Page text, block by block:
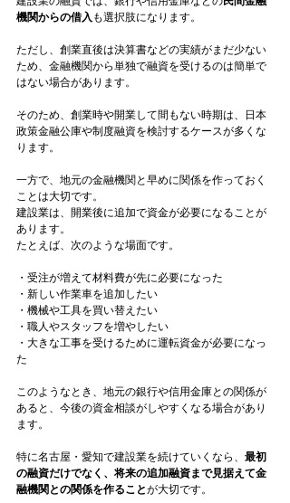
機関からの借入 も選択肢になります。
ただし、創業直後は決算書などの実績がまだ少ない
ため、金融機関から単独で融資を受けるのは簡単で
はない場合があります。
そのため、創業時や開業して間もない時期は、日本
政策金融公庫や制度融資を検討するケースが多くな
ります。
一方で、地元の金融機関と早めに関係を作っておく
ことは大切です。
建設業は、開業後に追加で資金が必要になることが
あります。
たとえば、次のような場面です。
・受注が増えて材料費が先に必要になった
・新しい作業車を追加したい
・機械や工具を買い替えたい
・職人やスタッフを増やしたい
・大きな工事を受けるために運転資金が必要になっ
た
このようなとき、地元の銀行や信用金庫との関係が
あると、今後の資金相談がしやすくなる場合があり
ます。
特に名古屋・愛知で建設業を続けていくなら、 最初
の融資だけでなく、将来の追加融資まで見据えて金
融機関との関係を作ることが大切です。